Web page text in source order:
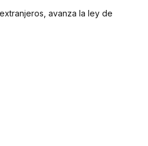
avanza la ley de